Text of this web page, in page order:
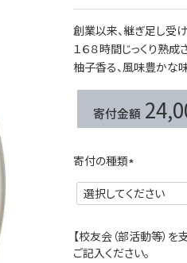
創業以来、​継ぎ足し受け
１６８時間じっくり熟成
柚子香る、​風味豊かな​
寄付の種類
(
必
)
【校友会（部活動等）
ご記入ください。